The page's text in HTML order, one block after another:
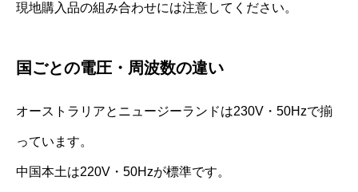
現地購入品の組み合わせには注意してください。
国ごとの電圧・周波数の違い
オーストラリアとニュージーランドは230V・50Hzで揃
っています。
中国本土は220V・50Hzが標準です。